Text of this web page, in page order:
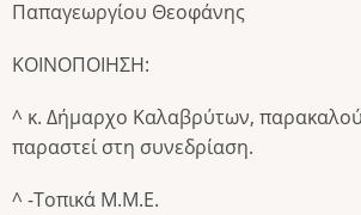
Παπαγεωργίου Θεοφάνης
ΚΟΙΝΟΠΟΙΗΣΗ:
^ κ. Δήμαρχο Καλαβρύτων,
παραστεί στη συνεδρίαση.
^ -Τοπικά Μ.Μ.Ε.